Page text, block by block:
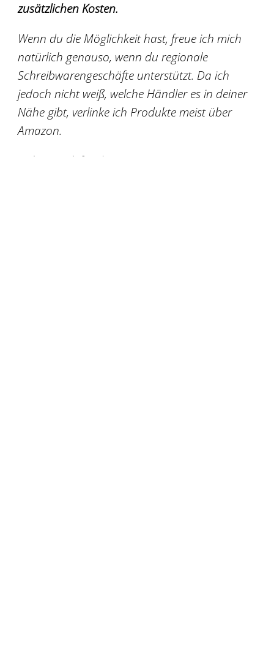
zusätzlichen Kosten.
Wenn du die Möglichkeit hast, freue ich mich
natürlich genauso, wenn du regionale
Schreibwarengeschäfte unterstützt. Da ich
jedoch nicht weiß, welche Händler es in deiner
Nähe gibt, verlinke ich Produkte meist über
Amazon.
Vielen Dank für deine Unterstützung!